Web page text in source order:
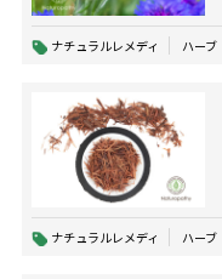
ナチュラルレメディ ハーブ
ナチュラルレメディ ハーブ